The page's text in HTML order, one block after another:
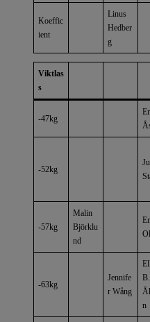
Koeffic
ient
Linus
Hedber
g
Viktlas
s
-47kg
-52kg
-57kg
Malin
Björklu
nd
-63kg
Jennife
r Wång
B.
n